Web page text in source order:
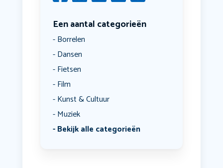
Een aantal categorieën
Borrelen
Dansen
Fietsen
Film
Kunst & Cultuur
Muziek
Bekijk alle categorieën